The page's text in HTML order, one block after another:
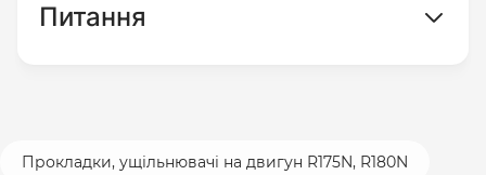
Питання
Прокладки, ущільнювачі на двигун R175N, R180N